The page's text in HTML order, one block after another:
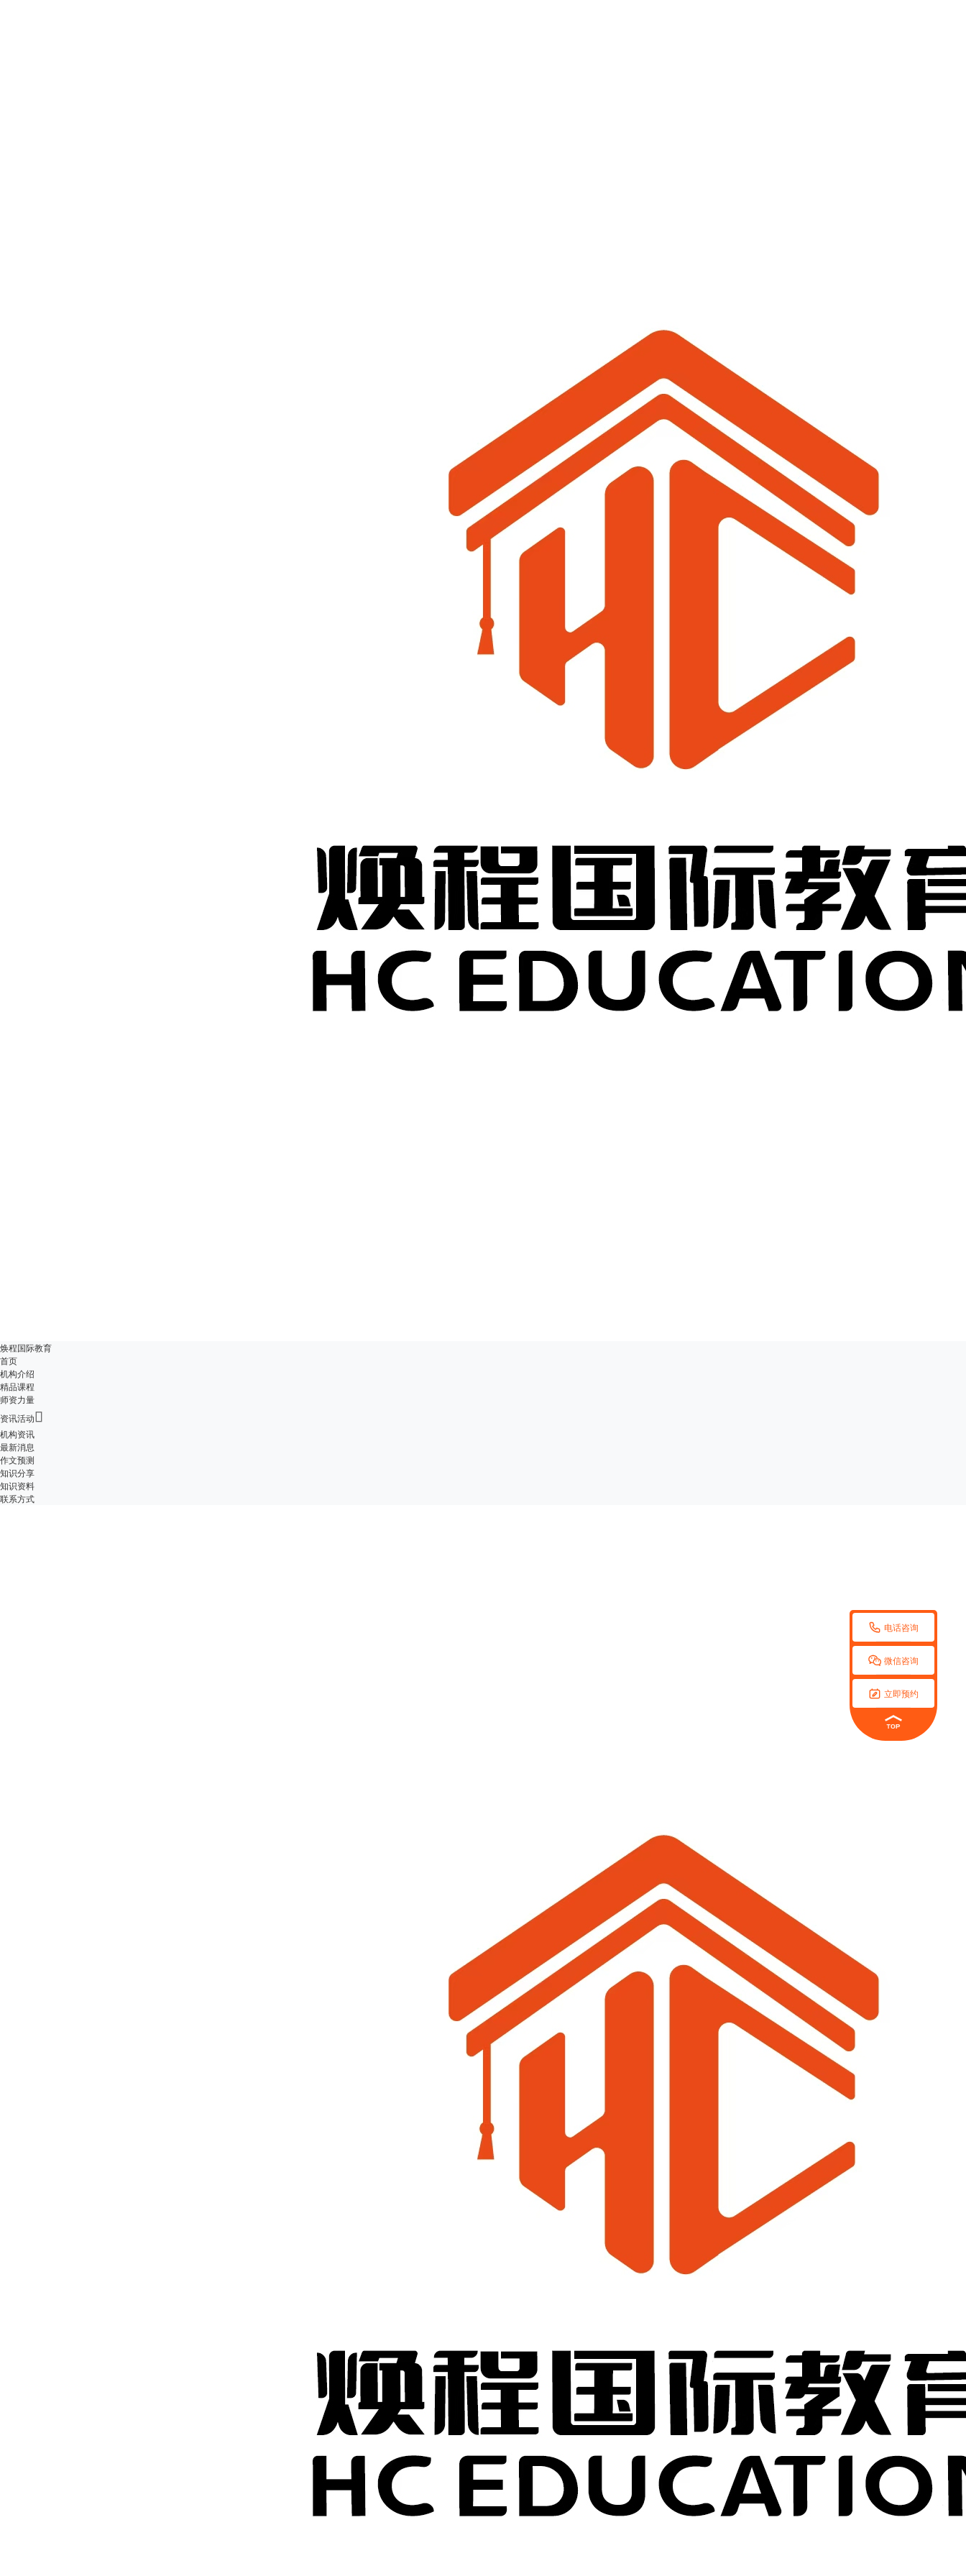
焕程国际教育
首页
机构介绍
精品课程
师资力量
资讯活动
机构资讯
最新消息
作文预测
知识分享
知识资料
联系方式
 电话咨询
 微信咨询
 立即预约